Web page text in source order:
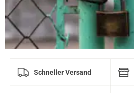
Schneller Versand